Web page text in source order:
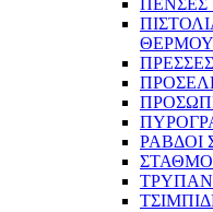
ΠΕΝΣΕΣ
ΘΕΡΜΟΥ
ΠΡΕΣΣΕΣ
ΡΑΒΔΟΙ